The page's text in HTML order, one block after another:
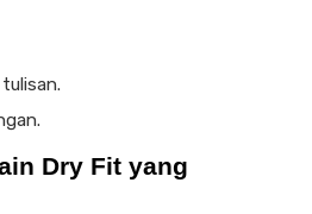
Dry Fit yang